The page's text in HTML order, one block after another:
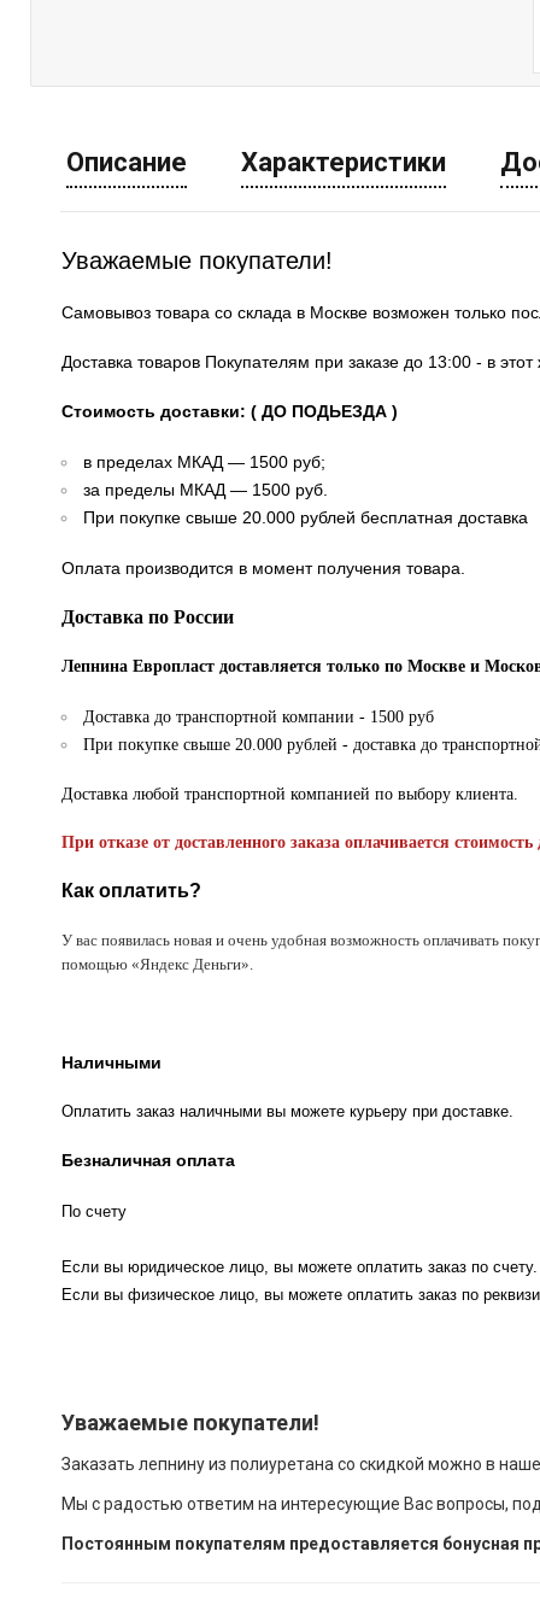
Описание Характеристики
Уважаемые покупатели!
Самовывоз товара со склада в Москве возможен только
Доставка товаров Покупателям при заказе до 13:00 - в
Стоимость доставки: ( ДО ПОДЬЕЗДА )
в пределах МКАД — 1500 руб;
за пределы МКАД — 1500 руб.
При покупке свыше 20.000 рублей бесплатная доставка
Оплата производится в момент получения товара.
Доставка по России
Лепнина Европласт доставляется только по Москве и
Доставка до транспортной компании - 1500 руб
При покупке свыше 20.000 рублей - доставка до
Доставка любой транспортной компанией по выбору клиента.
При отказе от доставленного заказа оплачивается стоимость
Как оплатить?
У вас появилась новая и очень удобная возможность оплачивать
помощью «Яндекс Деньги».
Наличными
Оплатить заказ наличными вы можете курьеру при доставке.
Безналичная оплата
По счету
Если вы юридическое лицо, вы можете оплатить заказ по счету.
Если вы физическое лицо, вы можете оплатить заказ по
Уважаемые покупатели!
Заказать лепнину из полиуретана со скидкой можно в
Мы с радостью ответим на интересующие Вас вопросы,
Постоянным покупателям предоставляется бонусная